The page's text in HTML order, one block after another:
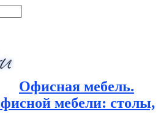
Офисная мебель.
мебели: столы,